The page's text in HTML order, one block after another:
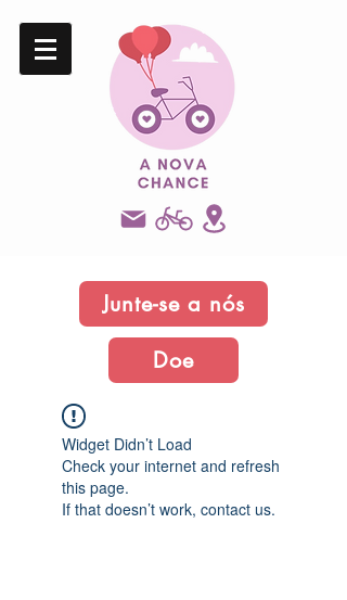
Junte-se a nós
Doe
Widget Didn’t Load
Check your internet and refresh
this page.
If that doesn’t work, contact us.